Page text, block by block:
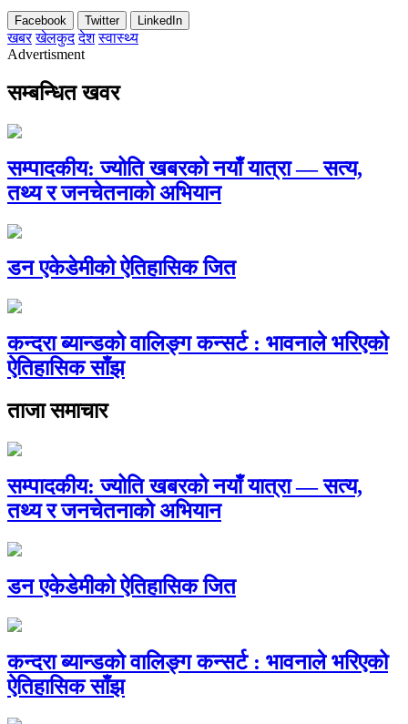
Facebook Twitter LinkedIn
खबर खेलकुद देश स्वास्थ्य
Advertisment
सम्बन्धित खवर
सम्पादकीय: ज्योति खबरको नयाँ यात्रा — सत्य,
तथ्य र जनचेतनाको अभियान
डन एकेडेमीको ऐतिहासिक जित
कन्दरा ब्यान्डको वालिङ्ग कन्सर्ट : भावनाले भरिएको
ऐतिहासिक साँझ
ताजा समाचार
सम्पादकीय: ज्योति खबरको नयाँ यात्रा — सत्य,
तथ्य र जनचेतनाको अभियान
डन एकेडेमीको ऐतिहासिक जित
कन्दरा ब्यान्डको वालिङ्ग कन्सर्ट : भावनाले भरिएको
ऐतिहासिक साँझ